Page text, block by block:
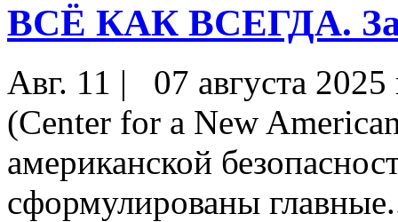
ВСЁ КАК ВСЕГДА.
Авг. 11 |
07 августа
(Center for a New
американской
сформулированы